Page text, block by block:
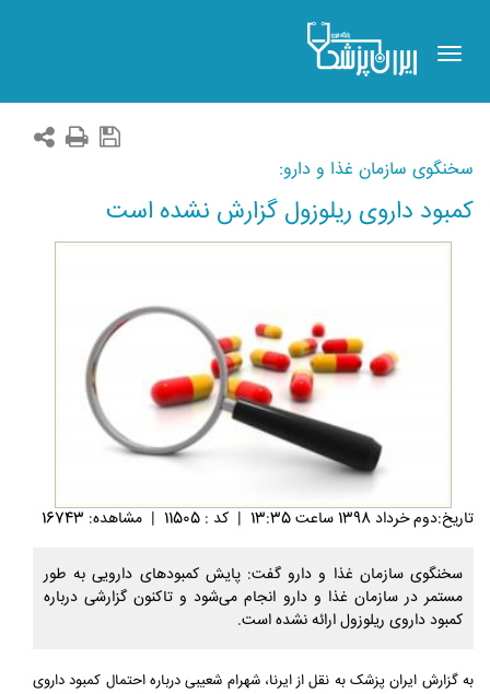
Toggle
navigation
سخنگوی سازمان غذا و دارو:
کمبود داروی ریلوزول گزارش نشده است
تاريخ:دوم خرداد 1398 ساعت 13:35 | کد : 11505 | مشاهده: 16743
سخنگوی سازمان غذا و دارو گفت: پایش کمبودهای دارویی به طور
مستمر در سازمان غذا و دارو انجام می‌شود و تاکنون گزارشی درباره
کمبود داروی ریلوزول ارائه نشده است.
به گزارش ایران پزشک به نقل از ایرنا، شهرام شعیبی درباره احتمال کمبود داروی